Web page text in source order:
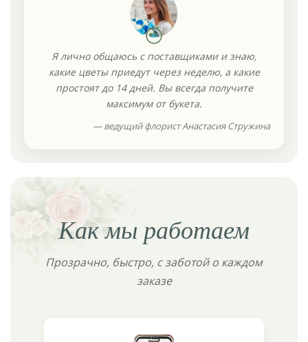
Я лично общаюсь с поставщиками и знаю,
какие цветы приедут через неделю, а какие
простоят до 14 дней. Вы всегда получите
максимум от букета.
— ведущий флорист Анастасия Стружина
Как мы работаем
Прозрачно, быстро, с заботой о каждом
заказе